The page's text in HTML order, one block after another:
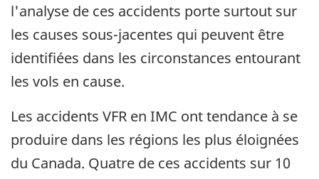
l'analyse de ces accidents porte surtout sur
les causes sous-jacentes qui peuvent être
identifiées dans les circonstances entourant
les vols en cause.
Les accidents VFR en IMC ont tendance à se
produire dans les régions les plus éloignées
du Canada. Quatre de ces accidents sur 10